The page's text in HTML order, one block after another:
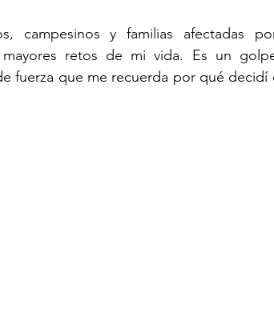
campesinos y familias afectadas
retos de mi vida. Es un
fuerza que me recuerda por qué decidí